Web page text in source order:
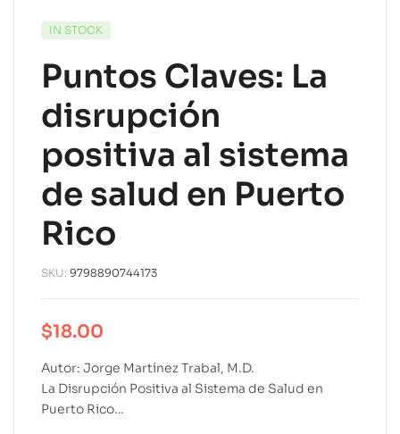
IN STOCK
Puntos Claves: La
disrupción
positiva al sistema
de salud en Puerto
Rico
SKU: 9798890744173
$18.00
Autor: Jorge Martínez Trabal, M.D.
La Disrupción Positiva al Sistema de Salud en
Puerto Rico…